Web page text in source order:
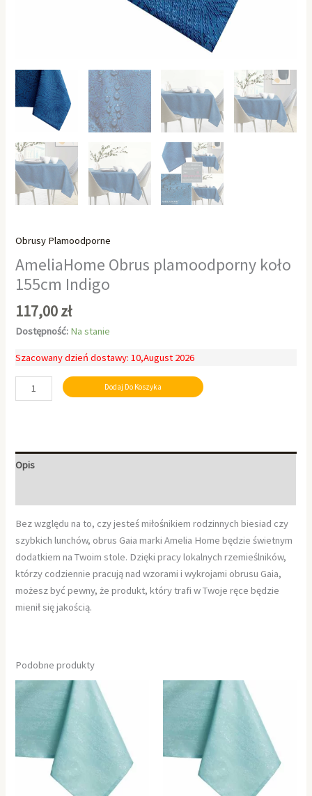
Obrusy Plamoodporne
AmeliaHome Obrus plamoodporny koło
155cm Indigo
117,00zł
Dostępność: Na stanie
Szacowany dzień dostawy: 10,August 2026
Dodaj Do Koszyka
Opis
Bez względu na to, czy jesteś miłośnikiem rodzinnych biesiad czy
szybkich lunchów, obrus Gaia marki Amelia Home będzie świetnym
dodatkiem na Twoim stole. Dzięki pracy lokalnych rzemieślników,
którzy codziennie pracują nad wzorami i wykrojami obrusu Gaia,
możesz być pewny, że produkt, który trafi w Twoje ręce będzie
mienił się jakością.
Podobne produkty